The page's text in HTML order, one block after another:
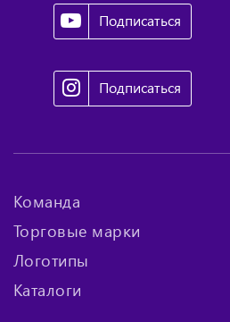
Подписаться
Подписаться
Команда
Торговые марки
Логотипы
Каталоги